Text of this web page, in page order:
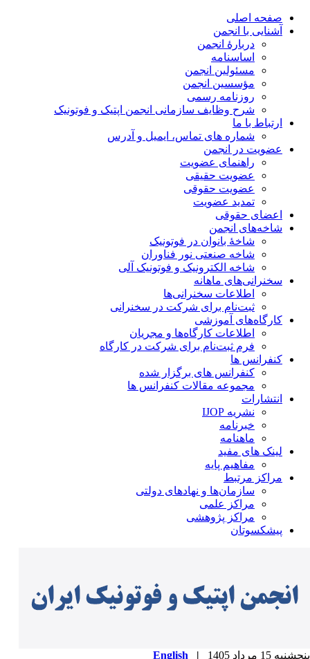
صفحه اصلی
آشنایی با انجمن
دربارۀ انجمن
اساسنامه
مسئولین انجمن
مؤسسین انجمن
روزنامه رسمی
شرح وظایف سازمانی انجمن اپتیک و فوتونیک
ارتباط با ما
شماره های تماس، ایمیل و آدرس
عضویت در انجمن
راهنمای عضویت
عضویت حقیقی
عضویت حقوقی
تمدید عضویت
اعضای حقوقی
شاخه‌های انجمن
شاخۀ بانوان در فوتونیک
شاخه صنعتی نور فناوران
شاخه‌ الکترونیک و فوتونیک آلی
سخنرانی‌های ماهانه
اطلاعات سخنرانی‌‌ها
ثبت‌نام برای شرکت در سخنرانی
کارگاه‌های آموزشی
اطلاعات کارگاه‌ها و مجریان
فرم ثبت‌نام برای شرکت در کارگاه
کنفرانس ها
کنفرانس های برگزار شده
مجموعه مقالات کنفرانس ها
انتشارات
نشریه IJOP
خبرنامه
ماهنامه
لینک های مفید
مفاهیم پایه
مراکز مرتبط
سازمان‌ها و نهادهای دولتی
مراکز علمی
مراکز پژوهشی
پیشکسوتان
15 مرداد 1405 |
English